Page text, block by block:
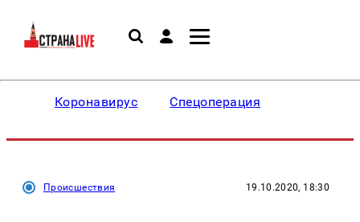
Коронавирус Спецоперация
Происшествия 19.10.2020, 18:30